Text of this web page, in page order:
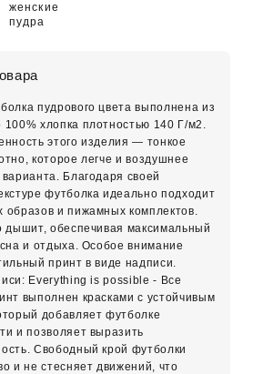
женские
пудра
пудрового цвета выполнена из
100% хлопка плотностью 140 Г/м2.
этого изделия — тонкое
которое легче и воздушнее
Благодаря своей
футболка идеально подходит
образов и пижамных комплектов.
дышит, обеспечивая максимальный
и отдыха. Особое внимание
принт в виде надписи.
Everything is possible - Все
выполнен красками с устойчивым
добавляет футболке
и позволяет выразить
Свободный крой футболки
и не стесняет движений, что